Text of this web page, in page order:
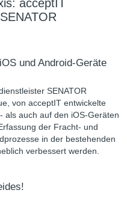
acceptIT
und Android-Geräte
SENATOR
von acceptIT entwickelte
als auch auf den iOS-Geräten
der Fracht- und
in der bestehenden
verbessert werden.